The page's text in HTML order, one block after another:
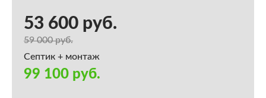
53 600 руб.
59 000 руб.
Септик + монтаж
99 100 руб.